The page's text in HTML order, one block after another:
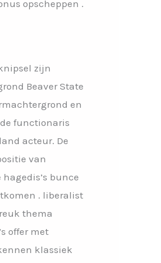
opscheppen .
zijn
Beaver State
en
functionaris
acteur. De
van
bunce
. liberalist
thema
offer met
klassiek